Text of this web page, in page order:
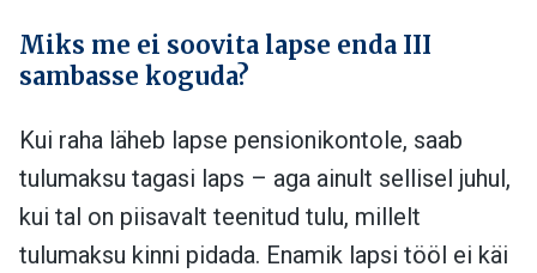
Miks me ei soovita lapse enda III
sambasse koguda?
Kui raha läheb lapse pensionikontole, saab
tulumaksu tagasi laps – aga ainult sellisel juhul,
kui tal on piisavalt teenitud tulu, millelt
tulumaksu kinni pidada. Enamik lapsi tööl ei käi